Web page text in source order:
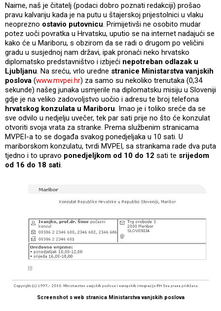
Naime, naš je čitatelj (podaci dobro poznati redakciji) prošao
pravu kalvariju kada je na putu u štajerskoj prijestolnici u vlaku
neoprezno ostavio putovnicu. Primijetivši ne osobito mudar
potez uoči povratka u Hrvatsku, uputio se na internet nadajući se
kako će u Mariboru, s obzirom da se radi o drugom po veličini
gradu u susjednoj nam državi, ipak pronaći neko hrvatsko
diplomatsko predstavništvo i izbjeći nepotreban odlazak u
Ljubljanu. Na sreću, vrlo uredne stranice Ministarstva vanjskih
poslova (www.mvpei.hr) za samo su nekoliko trenutaka (0,34
sekunde) našeg junaka usmjerile na diplomatsku misiju u Sloveniji
gdje je na veliko zadovoljstvo uočio i adresu te broj telefona
hrvatskog konzulata u Mariboru. Imao je i toliko sreće da se
sve odvilo u nedjelju uvečer, tek par sati prije no što će konzulat
otvoriti svoja vrata za stranke. Prema službenim stranicama
MVPEI-a to se događa svakog ponedjeljaka u 10 sati. U
mariborskom konzulatu, tvrdi MVPEI, sa strankama rade dva puta
tjedno i to upravo ponedjeljkom od 10 do 12 sati te srijedom
od 16 do 18 sati.
Screenshot s web stranica Ministarstva vanjskih poslova